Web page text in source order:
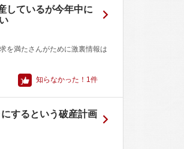
しているが今年中に
を満たさんがために激裏情報は
知らなかった！ 1件
するという破産計画